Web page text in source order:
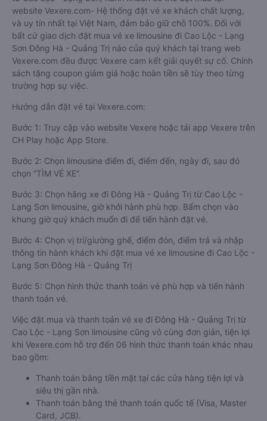
website Vexere.com- Hệ thống đặt vé xe khách chất lượng,
và uy tín nhất tại Việt Nam, đảm bảo giữ chỗ 100%. Đối với
bất cứ giao dịch đặt mua vé xe limousine đi Cao Lộc - Lạng
Sơn Đông Hà - Quảng Trị nào của quý khách tại trang web
Vexere.com đều được Vexere cam kết giải quyết sự cố. Chính
sách tặng coupon giảm giá hoặc hoàn tiền sẽ tùy theo từng
trường hợp sự việc.
Hướng dẫn đặt vé tại Vexere.com:
Bước 1: Truy cập vào website Vexere hoặc tải app Vexere trên
CH Play hoặc App Store.
Bước 2: Chọn limousine điểm đi, điểm đến, ngày đi, sau đó
chọn “TÌM VÉ XE”.
Bước 3: Chọn hãng xe đi Đông Hà - Quảng Trị từ Cao Lộc -
Lạng Sơn limousine, giờ khởi hành phù hợp. Bấm chọn vào
khung giờ quý khách muốn đi để tiến hành đặt vé.
Bước 4: Chọn vị trí/giường ghế, điểm đón, điểm trả và nhập
thông tin hành khách khi đặt mua vé xe limousine đi Cao Lộc -
Lạng Sơn Đông Hà - Quảng Trị
Bước 5: Chọn hình thức thanh toán vé phù hợp và tiến hành
thanh toán vé.
Việc đặt mua và thanh toán vé xe đi Đông Hà - Quảng Trị từ
Cao Lộc - Lạng Sơn limousine cũng vô cùng đơn giản, tiện lợi
khi Vexere.com hỗ trợ đến 06 hình thức thanh toán khác nhau
bao gồm:
Thanh toán bằng tiền mặt tại các cửa hàng tiện lợi và
siêu thị gần nhà.
Thanh toán bằng thẻ thanh toán quốc tế (Visa, Master
Card, JCB).